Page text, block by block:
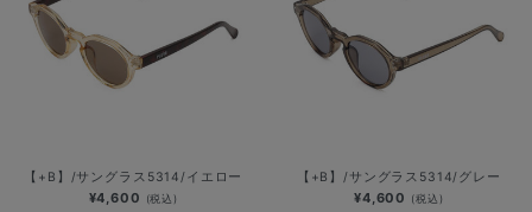
【+B】/サングラス5314/イエロー
¥4,600 (税込)
【+B】/サングラス5314/グレー
¥4,600 (税込)